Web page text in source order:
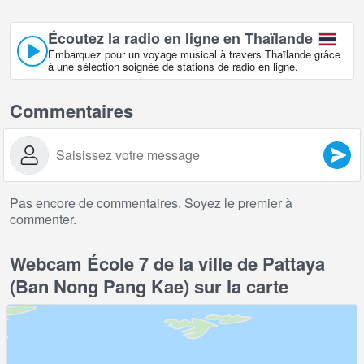
Écoutez la radio en ligne en Thaïlande
Embarquez pour un voyage musical à travers Thaïlande grâce
à une sélection soignée de stations de radio en ligne.
Commentaires
Pas encore de commentaires. Soyez le premier à
commenter.
Webcam École 7 de la ville de Pattaya
(Ban Nong Pang Kae) sur la carte